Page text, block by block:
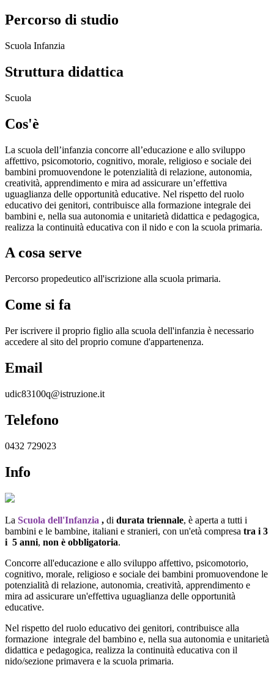
Percorso di studio
Scuola Infanzia
Struttura didattica
Scuola
Cos'è
La scuola dell’infanzia concorre all’educazione e allo sviluppo
affettivo, psicomotorio, cognitivo, morale, religioso e sociale dei
bambini promuovendone le potenzialità di relazione, autonomia,
creatività, apprendimento e mira ad assicurare un’effettiva
uguaglianza delle opportunità educative. Nel rispetto del ruolo
educativo dei genitori, contribuisce alla formazione integrale dei
bambini e, nella sua autonomia e unitarietà didattica e pedagogica,
realizza la continuità educativa con il nido e con la scuola primaria.
A cosa serve
Percorso propedeutico all'iscrizione alla scuola primaria.
Come si fa
Per iscrivere il proprio figlio alla scuola dell'infanzia è necessario
accedere al sito del proprio comune d'appartenenza.
Email
udic83100q@istruzione.it
Telefono
0432 729023
Info
La Scuola dell'Infanzia , di durata triennale, è aperta a tutti i
bambini e le bambine, italiani e stranieri, con un'età compresa tra i 3
i 5 anni, non è obbligatoria.
Concorre all'educazione e allo sviluppo affettivo, psicomotorio,
cognitivo, morale, religioso e sociale dei bambini promuovendone le
potenzialità di relazione, autonomia, creatività, apprendimento e
mira ad assicurare un'effettiva uguaglianza delle opportunità
educative.
Nel rispetto del ruolo educativo dei genitori, contribuisce alla
formazione integrale del bambino e, nella sua autonomia e unitarietà
didattica e pedagogica, realizza la continuità educativa con il
nido/sezione primavera e la scuola primaria.